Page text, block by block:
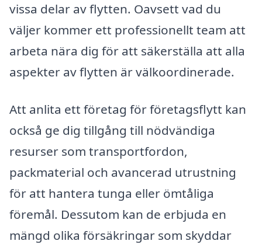
vissa delar av flytten. Oavsett vad du
väljer kommer ett professionellt team att
arbeta nära dig för att säkerställa att alla
aspekter av flytten är välkoordinerade.
Att anlita ett företag för företagsflytt kan
också ge dig tillgång till nödvändiga
resurser som transportfordon,
packmaterial och avancerad utrustning
för att hantera tunga eller ömtåliga
föremål. Dessutom kan de erbjuda en
mängd olika försäkringar som skyddar